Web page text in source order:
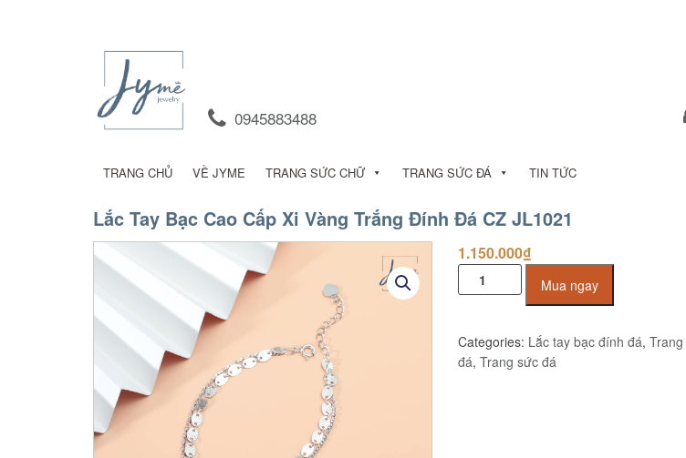
0945883488
TRANG CHỦ VỀ JYME TRANG SỨC CHỮ TRANG SỨC ĐÁ TIN TỨC
Lắc Tay Bạc Cao Cấp Xi Vàng Trắng Đính Đá CZ JL1021
1.150.000₫
Tay
Cao
Cấp
Mua ngay
Categories: Lắc tay bạc đính đá,
đá, Trang sức đá